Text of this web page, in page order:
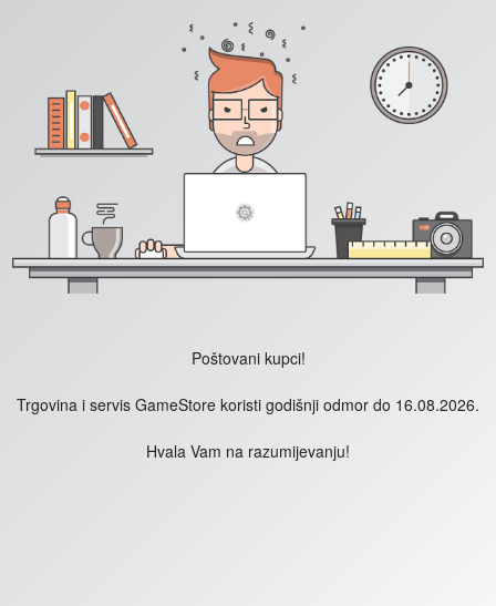
Poštovani kupci!
Trgovina i servis GameStore koristi godišnji odmor do 16.08.2026.
Hvala Vam na razumijevanju!